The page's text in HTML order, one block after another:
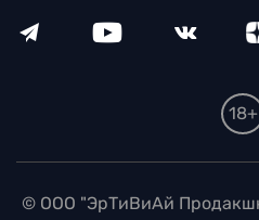
18+
© ООО "ЭрТиВиАй